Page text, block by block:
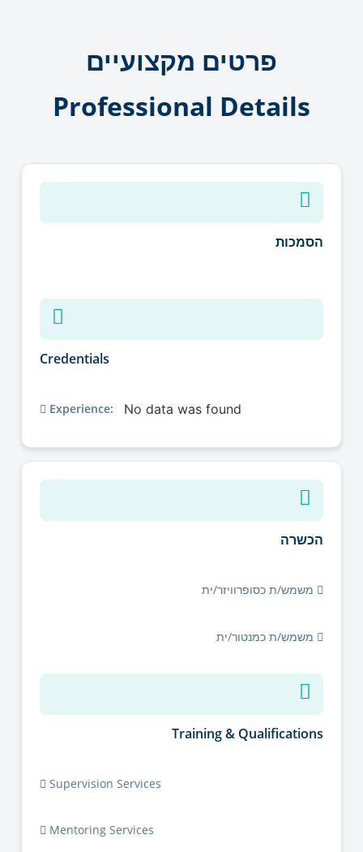
פרטים מקצועיים
Professional Details
הסמכות
Credentials
Experience: No data was found
הכשרה
משמש/ת כסופרוויזר/ית
משמש/ת כמנטור/ית
Training & Qualifications
Supervision Services
Mentoring Services